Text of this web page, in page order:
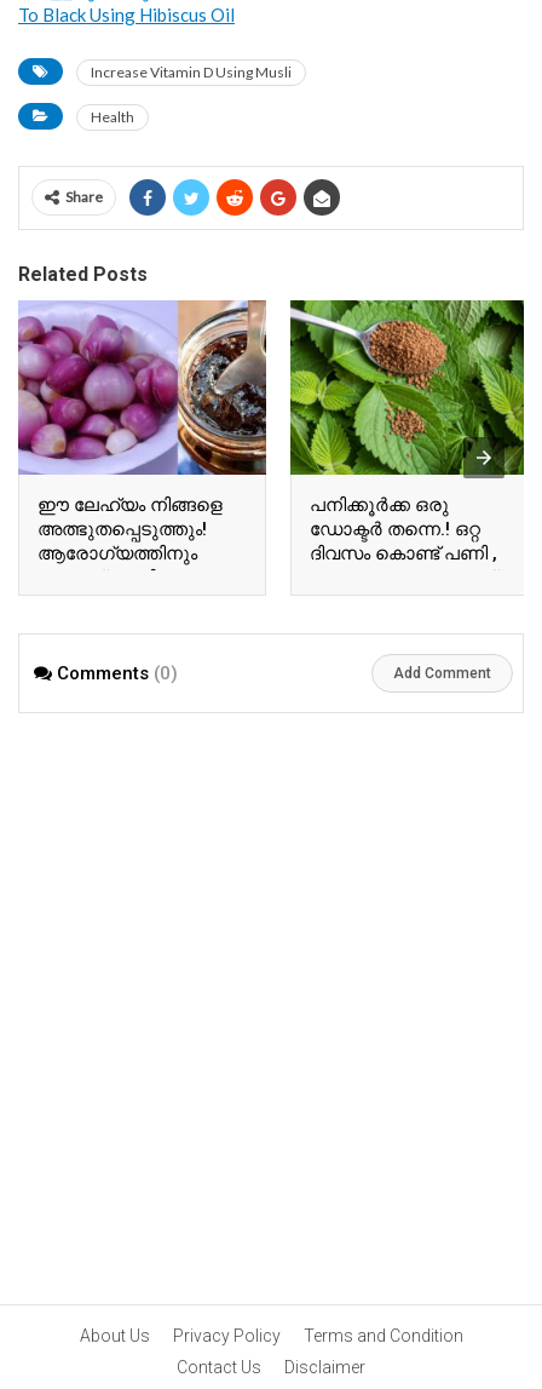
To Black Using Hibiscus Oil
Increase Vitamin D Using Musli
Health
Share
Related Posts
ഈ ലേഹ്യം നിങ്ങളെ
അത്ഭുതപ്പെടുത്തും!
ആരോഗ്യത്തിനും
സൗന്ദര്യത്തിനും
ഇതൊരു സ്പൂൺ
പനിക്കൂർക്ക ഒരു
ഡോക്ടർ തന്നെ.! ഒറ്റ
ദിവസം കൊണ്ട് പണി ,
ജലദോഷം , കഫക്കെട്ട്
മാറാൻ പനിക്കൂർക്ക
നോക്കു!! | Healthy
Panikoorkka Tea For
Fever And Cough
Comments (0) Add Comment
About Us Privacy Policy
Terms and Condition
Contact Us
Disclaimer